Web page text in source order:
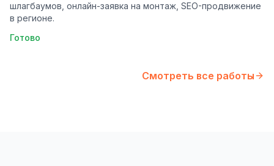
шлагбаумов, онлайн-заявка на монтаж, SEO-продвижение
в регионе.
Готово
Смотреть все работы